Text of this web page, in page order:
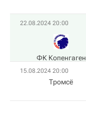
22.08.2024 20:00
ФК Копенгаген
15.08.2024 20:00
Тромсё